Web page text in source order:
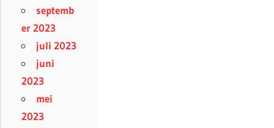
septemb
er 2023
juli 2023
juni
2023
mei
2023